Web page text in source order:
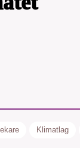
Klimatlag